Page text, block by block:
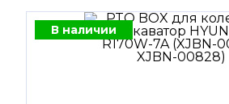
В наличии